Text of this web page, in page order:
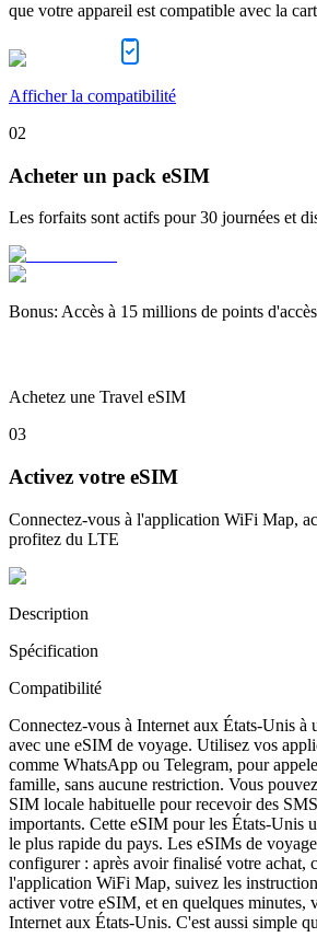
que votre appareil est compatible avec la
Afficher la compatibilité
02
Acheter un pack eSIM
Les forfaits sont actifs pour 30 journées et
Bonus: Accès à 15 millions de points
Achetez une Travel eSIM
03
Activez votre eSIM
Connectez-vous à l'application WiFi Map,
profitez du LTE
Description
Spécification
Compatibilité
Connectez-vous à Internet aux États-Unis à
avec une eSIM de voyage. Utilisez vos
comme WhatsApp ou Telegram, pour
famille, sans aucune restriction. Vous
SIM locale habituelle pour recevoir des
importants. Cette eSIM pour les États-Unis
le plus rapide du pays. Les eSIMs de
configurer : après avoir finalisé votre achat,
l'application WiFi Map, suivez les
activer votre eSIM, et en quelques minutes,
Internet aux États-Unis. C'est aussi simple